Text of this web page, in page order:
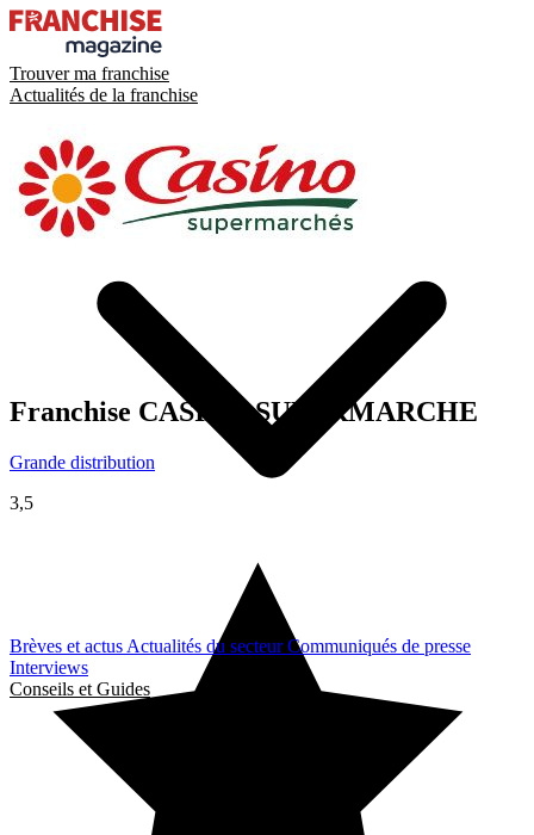
Trouver ma franchise
Actualités de la franchise
Brèves et actus Actualités du secteurCommuniqués de presse
Interviews
Conseils et Guides
Franchise CASINO SUPERMARCHE
Grande distribution
3,5